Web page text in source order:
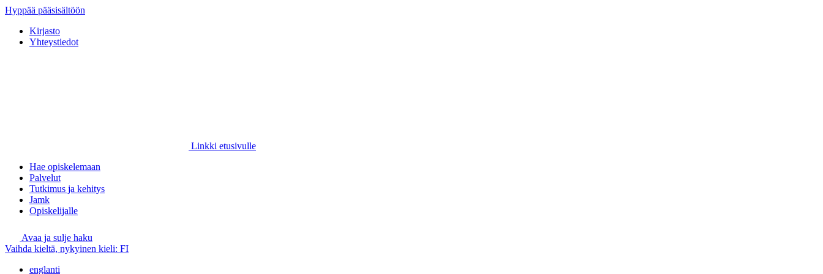
Hyppää pääsisältöön
Kirjasto
Yhteystiedot
Linkki etusivulle
Hae opiskelemaan
Palvelut
Tutkimus ja kehitys
Jamk
Opiskelijalle
Avaa ja sulje haku
Vaihda kieltä, nykyinen kieli: FI
englanti